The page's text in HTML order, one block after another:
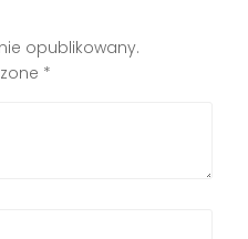
opublikowany.
*